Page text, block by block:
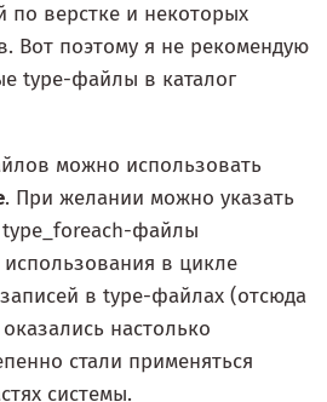
по верстке и некоторых
Вот поэтому я не рекомендую
type-файлы в каталог
можно использовать
. При желании можно указать
type_foreach-файлы
использования в цикле
в type-файлах (отсюда
настолько
стали применяться
системы.